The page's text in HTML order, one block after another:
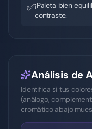
✅¡Paleta bien
contraste.
Análisis de
Identifica si tus
(análogo,
cromático abajo